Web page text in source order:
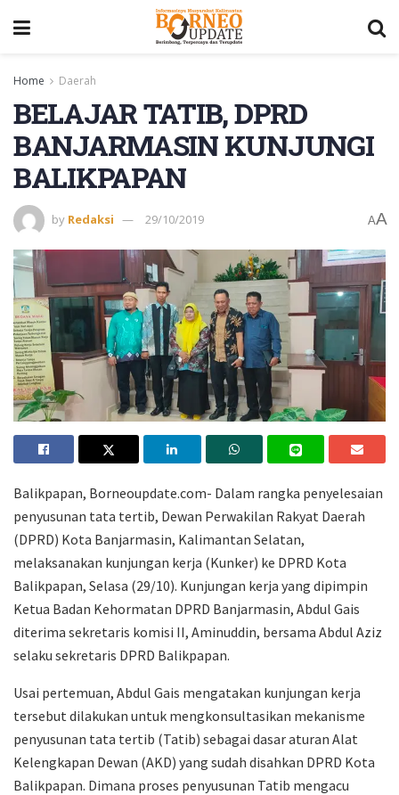
Home Daerah
BELAJAR TATIB, DPRD
BANJARMASIN KUNJUNGI
BALIKPAPAN
by Redaksi 29/10/2019 AA
Balikpapan, Borneoupdate.com- Dalam rangka penyelesaian
penyusunan tata tertib, Dewan Perwakilan Rakyat Daerah
(DPRD) Kota Banjarmasin, Kalimantan Selatan,
melaksanakan kunjungan kerja (Kunker) ke DPRD Kota
Balikpapan, Selasa (29/10). Kunjungan kerja yang dipimpin
Ketua Badan Kehormatan DPRD Banjarmasin, Abdul Gais
diterima sekretaris komisi II, Aminuddin, bersama Abdul Aziz
selaku sekretaris DPRD Balikpapan.
Usai pertemuan, Abdul Gais mengatakan kunjungan kerja
tersebut dilakukan untuk mengkonsultasikan mekanisme
penyusunan tata tertib (Tatib) sebagai dasar aturan Alat
Kelengkapan Dewan (AKD) yang sudah disahkan DPRD Kota
Balikpapan. Dimana proses penyusunan Tatib mengacu